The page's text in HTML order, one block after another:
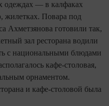
одеждах — в калфаках
жилетках. Повара под
Ахметзянова готовили так,
зал ресторана водили
с национальными блюдами
кафе-столовая,
орнаментом.
и кафе-столовой была